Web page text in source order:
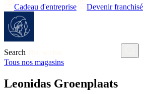
Cadeau d'entreprise Devenir franchisé
Search
Tous nos magasins
Leonidas Groenplaats